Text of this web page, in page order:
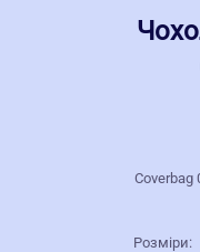
Розміри: